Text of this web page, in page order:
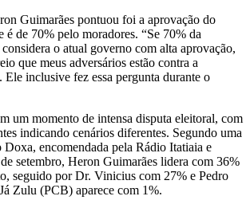
Guimarães pontuou foi a aprovação do
de 70% pelo moradores. “Se 70% da
o atual governo com alta aprovação,
que meus adversários estão contra a
Ele inclusive fez essa pergunta durante o
um momento de intensa disputa eleitoral, com
indicando cenários diferentes. Segundo uma
Doxa, encomendada pela Rádio Itatiaia e
setembro, Heron Guimarães lidera com 36%
seguido por Dr. Vinicius com 27% e Pedro
Zulu (PCB) aparece com 1%.